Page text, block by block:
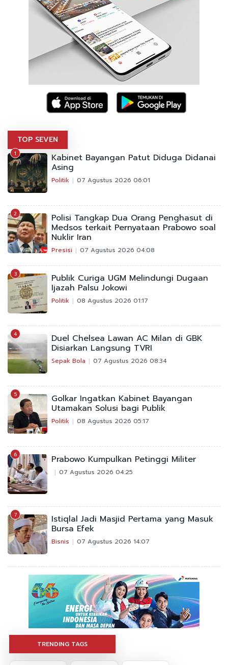
TOP SEVEN
1 Kabinet Bayangan Patut Diduga Didanai
Asing
Politik 07 Agustus 2026 06:01
2 Polisi Tangkap Dua Orang Penghasut di
Medsos terkait Pernyataan Prabowo soal
Nuklir Iran
Presisi 07 Agustus 2026 04:08
3 Publik Curiga UGM Melindungi Dugaan
Ijazah Palsu Jokowi
Politik 08 Agustus 2026 01:17
4 Duel Chelsea Lawan AC Milan di GBK
Disiarkan Langsung TVRI
Sepak Bola 07 Agustus 2026 08:34
5 Golkar Ingatkan Kabinet Bayangan
Utamakan Solusi bagi Publik
Politik 08 Agustus 2026 05:17
6 Prabowo Kumpulkan Petinggi Militer
07 Agustus 2026 04:25
7 Istiqlal Jadi Masjid Pertama yang Masuk
Bursa Efek
Bisnis 07 Agustus 2026 14:07
TRENDING TAGS